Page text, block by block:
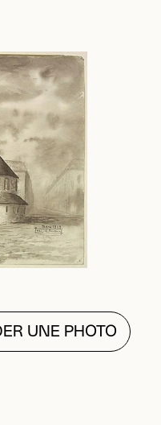
CETTE IMAGE
UNE PHOTO
pour ajouter